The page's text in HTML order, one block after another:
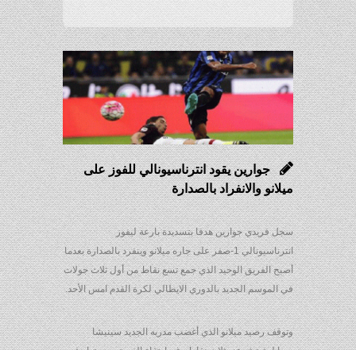
جوارين يقود انترناسيونالي للفوز على
ميلانو والانفراد بالصدارة
سجل فريدي جوارين هدفا بتسديدة بارعة ليفوز
انترناسيونالي 1-صفر على جاره ميلانو وينفرد بالصدارة بعدما
أصبح الفريق الوحيد الذي جمع تسع نقاط من أول ثلاث جولات
في الموسم الجديد بالدوري الايطالي لكرة القدم امس الأحد.
وتوقف رصيد ميلانو الذي أغضب مدربه الجديد سينيشا